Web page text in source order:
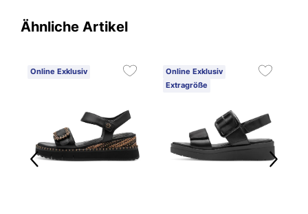
Ähnliche Artikel
Online Exklusiv
Online Exklusiv
Extragröße